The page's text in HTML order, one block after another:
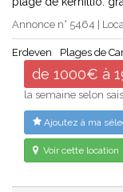
Annonce n° 5464 |
Erdeven Plages de
de 1000€ à
la semaine selon
Ajoutez à ma
Voir cette location